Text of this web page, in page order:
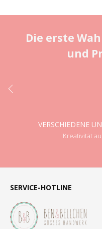
Die erste
und
VERSCHIEDENE
Kreativität
SERVICE-HOTLINE